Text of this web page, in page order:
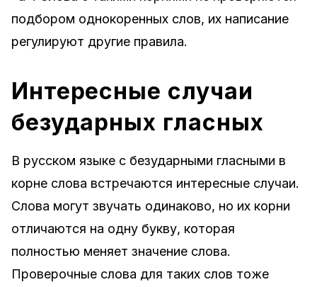
подбором однокоренных слов, их написание
регулируют другие правила.
Интересные случаи
безударных гласных
В русском языке с безударными гласными в
корне слова встречаются интересные случаи.
Слова могут звучать одинаково, но их корни
отличаются на одну букву, которая
полностью меняет значение слова.
Проверочные слова для таких слов тоже